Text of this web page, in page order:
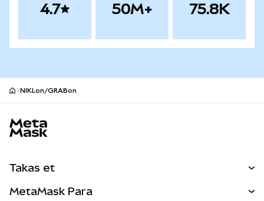
4.7 50M+ 75.8K
NIKLon/GRABon
Takas et
MetaMask Para